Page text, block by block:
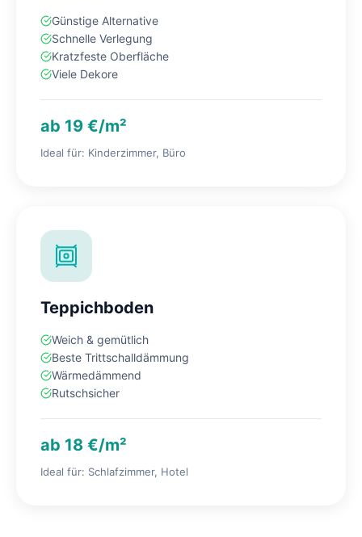
Günstige Alternative
Schnelle Verlegung
Kratzfeste Oberfläche
Viele Dekore
ab 19 €/m²
Ideal für: Kinderzimmer, Büro
Teppichboden
Weich & gemütlich
Beste Trittschalldämmung
Wärmedämmend
Rutschsicher
ab 18 €/m²
Ideal für: Schlafzimmer, Hotel